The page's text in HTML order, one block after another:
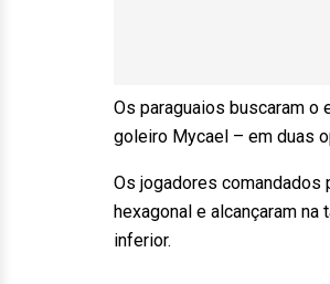
Os paraguaios buscaram o
goleiro Mycael – em duas
Os jogadores comandados
hexagonal e alcançaram
inferior.